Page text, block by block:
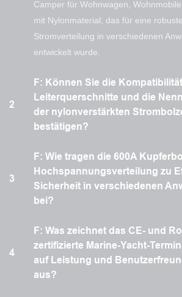
Camper für Wohnwagen,
mit Nylonmaterial, das für eine robuste
Stromverteilung in verschiedenen
entwickelt wurde.
2
F: Können Sie die
Leiterquerschnitte und die
der nylonverstärkten
bestätigen?
3
F: Wie tragen die 600A
Hochspannungsverteilung zu
Sicherheit in verschiedenen
bei?
4
F: Was zeichnet das CE- und
zertifizierte Marine-Yacht-
auf Leistung und
aus?